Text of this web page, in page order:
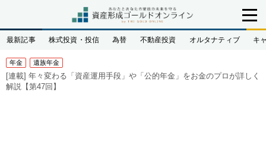
最新記事 株式投資・投信 為替 不動産投資 オルタナティブ キ
年金 遺族年金
[連載] 年々変わる「資産運用手段」や「公的年金」をお金のプロが詳しく
解説【第47回】